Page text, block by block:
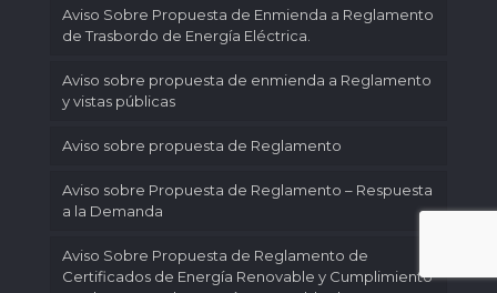
Aviso Sobre Propuesta de Enmienda a Reglamento
de Trasbordo de Energía Eléctrica.
Aviso sobre propuesta de enmienda a Reglamento
y vistas públicas
Aviso sobre propuesta de Reglamento
Aviso sobre Propuesta de Reglamento – Respuesta
a la Demanda
Aviso Sobre Propuesta de Reglamento de
Certificados de Energía Renovable y Cumplimiento